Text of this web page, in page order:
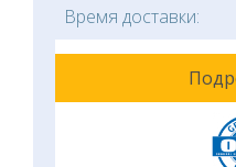
Время доставки: